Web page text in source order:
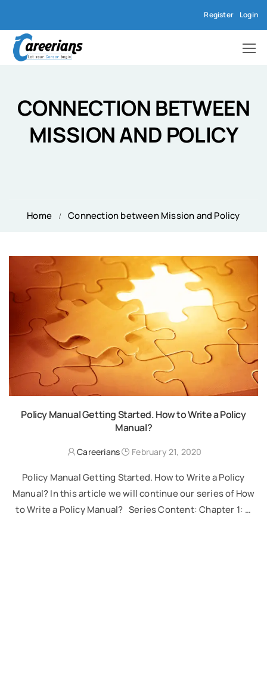
Register Login
CONNECTION BETWEEN
MISSION AND POLICY
Home Connection between Mission and Policy
Policy Manual Getting Started. How to Write a Policy
Manual?
Careerians February 21, 2020
Policy Manual Getting Started. How to Write a Policy
Manual? In this article we will continue our series of How
to Write a Policy Manual? Series Content: Chapter 1: …